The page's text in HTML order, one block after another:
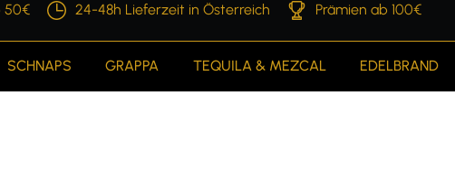
50€ 24-48h Lieferzeit in Österreich Prämien ab 100€
SCHNAPS GRAPPA TEQUILA & MEZCAL EDELBRAND